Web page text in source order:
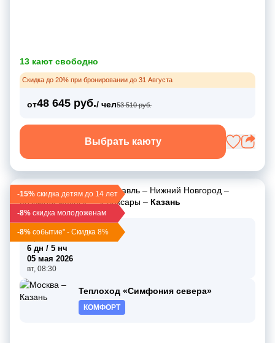
13 кают свободно
Скидка до 20% при бронировании до 31 Августа
от48 645 руб./ чел53 510 руб.
Выбрать каюту
-15% скидка детям до 14 лет
-8% скидка молодоженам
-8% событие" - Скидка 8%
Москва –Углич–Ярославль – Нижний Новгород –
Козьмодемьянск–Чебоксары – Казань
30 апр 2026
6 дн / 5 нч
05 мая 2026
вт, 08:30
Теплоход «Симфония севера»
КОМФОРТ